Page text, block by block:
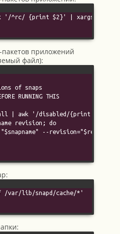
'/^rc/ {print $2}' | xargs sudo
приложений
файл):
of snaps
RUNNING THIS
all | awk '/disabled/{print $1,
revision; do
--revision="$revision"
var/lib/snapd/cache/*'